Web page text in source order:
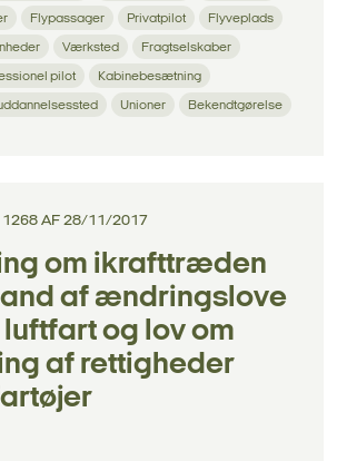
Flypassager Privatpilot Flyveplads
Værksted Fragtselskaber
pilot Kabinebesætning
Unioner Bekendtgørelse
1268 AF 28/11/2017
om ikrafttræden
af ændringslove
og lov om
af rettigheder